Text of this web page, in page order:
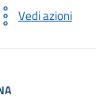
Vedi azioni